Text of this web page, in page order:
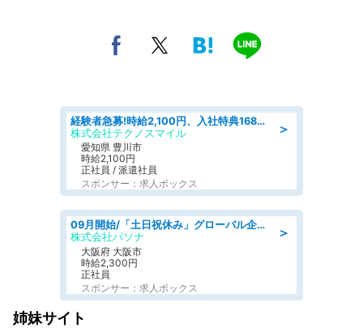
＞
経験者急募!時給2,100円、入社特典168万円の自動車製造業務/トヨタ自動車/tutumi
株式会社テクノスマイル
愛知県 豊川市
時給2,100円
正社員 / 派遣社員
スポンサー：求人ボックス
＞
09月開始/「土日祝休み」グローバル企業での産業保健のお仕事/保健師/高時給/残業なし/服装自由
株式会社パソナ
大阪府 大阪市
時給2,300円
正社員
スポンサー：求人ボックス
姉妹サイト